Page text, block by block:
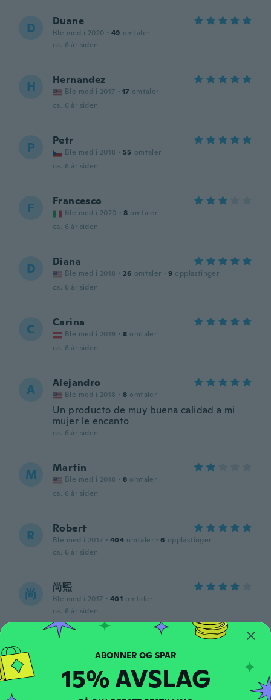
D Duane
Ble med i 2020 · 49 omtaler
ca. 6 år siden
H Hernandez
Ble med i 2017 · 17 omtaler
ca. 6 år siden
P Petr
Ble med i 2018 · 55 omtaler
ca. 6 år siden
F Francesco
Ble med i 2020 · 8 omtaler
ca. 6 år siden
D Diana
Ble med i 2018 · 26 omtaler · 9 opplastinger
ca. 6 år siden
C Carina
Ble med i 2019 · 8 omtaler
ca. 6 år siden
A Alejandro
Ble med i 2018 · 8 omtaler
Un producto de muy buena calidad a mi
mujer le encanto
ca. 6 år siden
M Martin
Ble med i 2018 · 8 omtaler
ca. 6 år siden
R Robert
Ble med i 2017 · 404 omtaler · 6 opplastinger
ca. 6 år siden
尚 尚煕
Ble med i 2017 · 401 omtaler
ca. 6 år siden
G Ble med i 2017 · 113 omtaler · 38
ca. 6 år siden
15% AVSLAG